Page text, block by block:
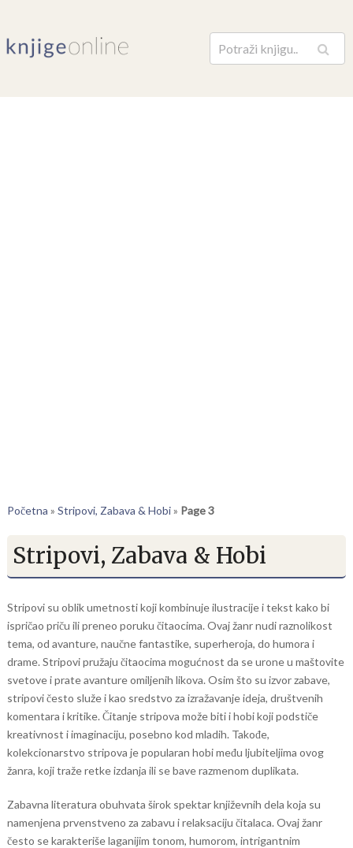
Pretraga
Početna » Stripovi, Zabava & Hobi» Page 3
Stripovi, Zabava & Hobi
Stripovi su oblik umetnosti koji kombinuje ilustracije i tekst kako bi
ispričao priču ili preneo poruku čitaocima. Ovaj žanr nudi raznolikost
tema, od avanture, naučne fantastike, superheroja, do humora i
drame. Stripovi pružaju čitaocima mogućnost da se urone u maštovite
svetove i prate avanture omiljenih likova. Osim što su izvor zabave,
stripovi često služe i kao sredstvo za izražavanje ideja, društvenih
komentara i kritike. Čitanje stripova može biti i hobi koji podstiče
kreativnost i imaginaciju, posebno kod mladih. Takođe,
kolekcionarstvo stripova je popularan hobi među ljubiteljima ovog
žanra, koji traže retke izdanja ili se bave razmenom duplikata.
Zabavna literatura obuhvata širok spektar književnih dela koja su
namenjena prvenstveno za zabavu i relaksaciju čitalaca. Ovaj žanr
često se karakteriše laganijim tonom, humorom, intrigantnim